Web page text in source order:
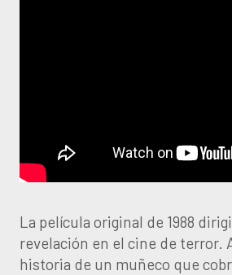
La película original de 1988
revelación en el cine de terror.
historia de un muñeco que